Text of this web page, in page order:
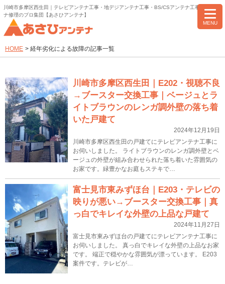
川崎市多摩区西生田｜テレビアンテナ工事・地デジアンテナ工事・BS/CSアンテナ工事・アンテ
ナ修理のプロ集団【あさひアンテナ】
MENU
HOME > 経年劣化による故障の記事一覧
川崎市多摩区西生田｜E202・視聴不良
→ブースター交換工事｜ベージュとラ
イトブラウンのレンガ調外壁の落ち着
いた戸建て
2024年12月19日
川崎市多摩区西生田の戸建てにテレビアンテナ工事に
お伺いしました。 ライトブラウンのレンガ調外壁とベ
ージュの外壁が組み合わせられた落ち着いた雰囲気の
お家です。緑豊かなお庭もステキで…
富士見市東みずほ台｜E203・テレビの
映りが悪い→ブースター交換工事｜真
っ白でキレイな外壁の上品な戸建て
2024年11月27日
富士見市東みずほ台の戸建てにテレビアンテナ工事に
お伺いしました。 真っ白でキレイな外壁の上品なお家
です。 端正で穏やかな雰囲気が漂っています。 E203
案件です。テレビが…